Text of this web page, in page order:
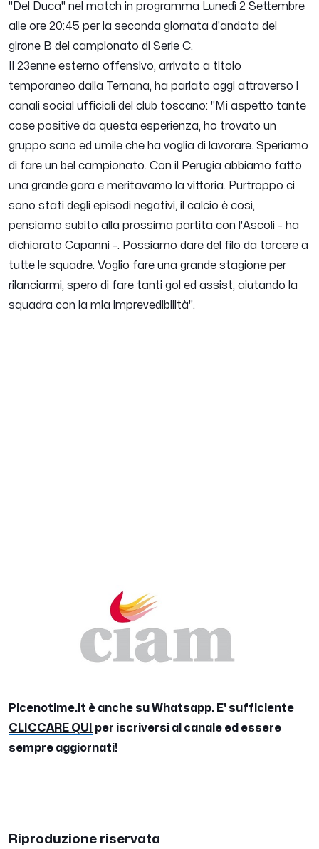
"Del Duca" nel match in programma Lunedì 2 Settembre
alle ore 20:45 per la seconda giornata d'andata del
girone B del campionato di Serie C.
Il 23enne esterno offensivo, arrivato a titolo
temporaneo dalla Ternana, ha parlato oggi attraverso i
canali social ufficiali del club toscano: " Mi aspetto tante
cose positive da questa esperienza, ho trovato un
gruppo sano ed umile che ha voglia di lavorare. Speriamo
di fare un bel campionato. Con il Perugia abbiamo fatto
una grande gara e meritavamo la vittoria. Purtroppo ci
sono stati degli episodi negativi, il calcio è così,
pensiamo subito alla prossima partita con l'Ascoli - ha
dichiarato Capanni -. Possiamo dare del filo da torcere a
tutte le squadre. Voglio fare una grande stagione per
rilanciarmi, spero di fare tanti gol ed assist, aiutando la
squadra con la mia imprevedibilità".
Picenotime.it è anche su Whatsapp. E' sufficiente
CLICCARE QUI
per iscriversi al canale ed essere
sempre aggiornati!
Riproduzione riservata